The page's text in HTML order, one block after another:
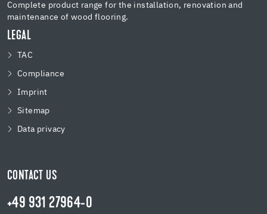
Complete product range for the installation, renovation and
maintenance of wood flooring.
LEGAL
TAC
Compliance
Imprint
Sitemap
Data privacy
CONTACT US
+49 931 27964-0